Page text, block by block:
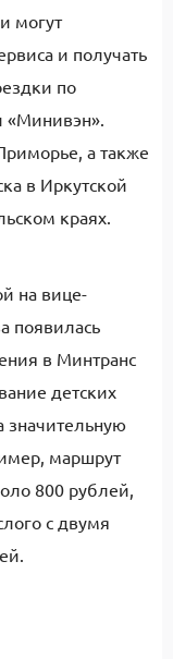
могут
и получать
по
«Минивэн».
а также
в Иркутской
краях.
на вице-
появилась
в Минтранс
детских
значительную
маршрут
800 рублей,
с двумя